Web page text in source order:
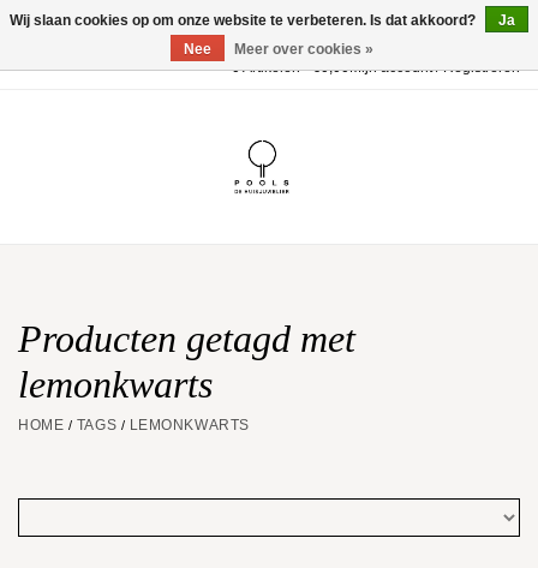
0 Artikelen - €0,00Mijn account / Registreren
Huwelijk
Geschenkbon
Producten getagd met
lemonkwarts
HOME / TAGS / LEMONKWARTS
Wij slaan cookies op om onze website te verbeteren. Is dat akkoord?
Ja
Nee
Meer over cookies »